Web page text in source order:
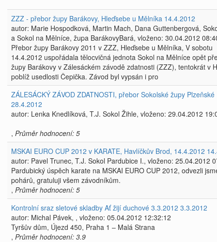
ZZZ - přebor župy Barákovy, Hleďsebe u Mělníka 14.4.2012
autor: Marie Hospodková, Martin Mach, Dana Guttenbergová,
a Sokol na Mělníce, župa BarákovyBará, vloženo: 30.04.2012
Přebor župy Barákovy 2011 v ZZZ, Hleďsebe u Mělníka, V sobotu
14.4.2012 uspořádala tělocvičná jednota Sokol na Mělníce opět
župy Barákovy v Zálesáckém závodě zdatnosti (ZZZ), tentokrát v
poblíž usedlosti Čepička. Závod byl vypsán i pro
ZÁLESÁCKÝ ZÁVOD ZDATNOSTI, přebor Sokolské župy Plzeňské
28.4.2012
autor: Lenka Knedlíková, T.J. Sokol Žihle, vloženo: 29.04.2012
, Průměr hodnocení: 5
MSKAI EURO CUP 2012 v KARATE, Havlíčkův Brod, 14.4.2012
autor: Pavel Trunec, T.J. Sokol Pardubice I., vloženo: 25.04.2012
Pardubický úspěch karate na MSKAI EURO CUP 2012, odvezli
pohárů, gratuluji všem závodníkům.
, Průměr hodnocení: 5
Kontrolní sraz sletové skladby Ať žijí duchové 3.3.2012 3.3.2012
autor: Michal Pávek, , vloženo: 05.04.2012 12:32:12
Tyršův dům, Újezd 450, Praha 1 – Malá Strana
, Průměr hodnocení: 3.9